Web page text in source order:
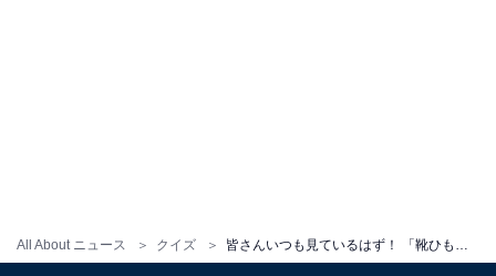
All About ニュース クイズ